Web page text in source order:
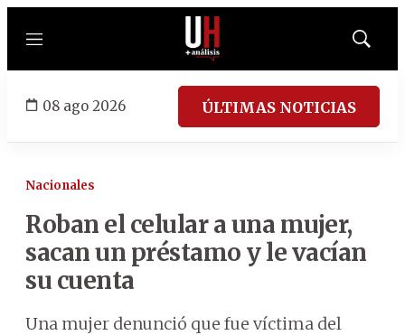
Menú
Mostrar
08 ago 2026 ÚLTIMAS NOTICIAS
Nacionales
Roban el celular a una mujer,
sacan un préstamo y le vacían
su cuenta
Una mujer denunció que fue víctima del